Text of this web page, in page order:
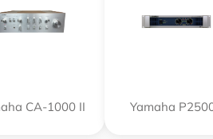
CA-1000 II Yamaha